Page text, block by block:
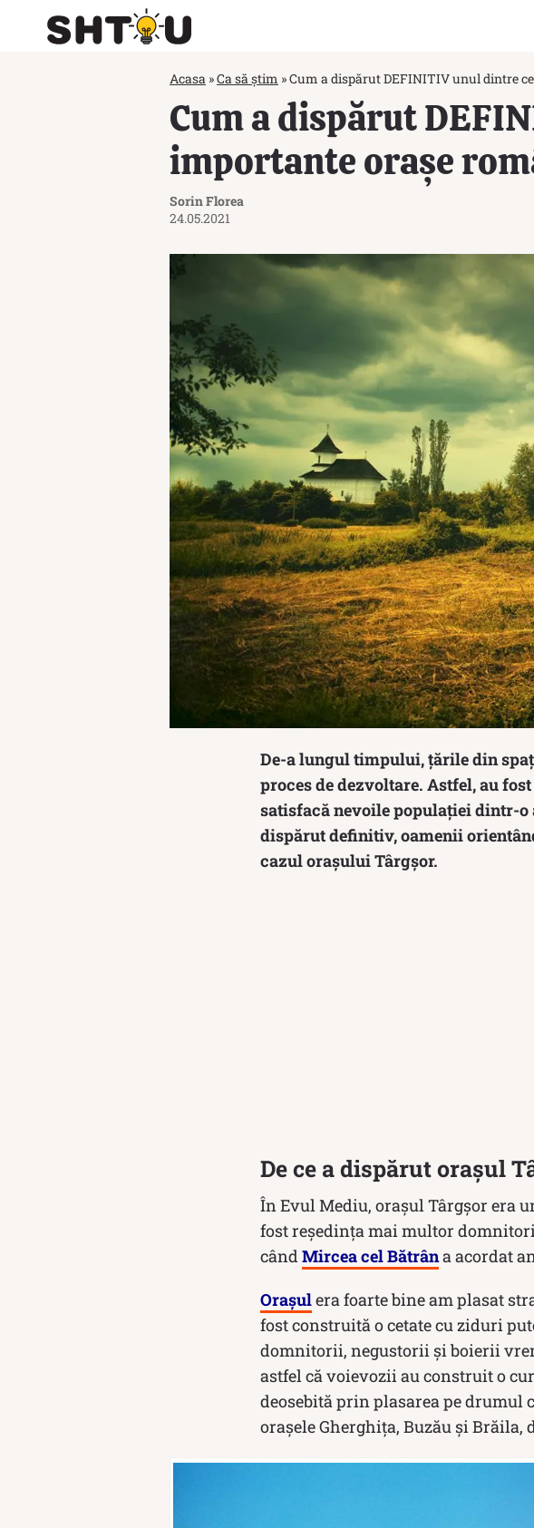
Acasa »Ca să știm »Cum a dispărut DEFINITIV unul dintre
Cum a dispărut
importante orașe
Sorin Florea
24.05.2021
De-a lungul timpului, țările din
proces de dezvoltare. Astfel, au
satisfacă nevoile populației dintr-o
dispărut definitiv, oamenii
cazul orașului Târgşor.
De ce a dispărut orașul
În Evul Mediu, orașul Târgșor era
fost reședința mai multor domnitori
când Mircea cel Bătrâna acordat
Orașulera foarte bine am plasat
fost construită o cetate cu ziduri
domnitorii, negustorii și boierii
astfel că voievozii au construit o
deosebită prin plasarea pe drumul
oraşele Gherghiţa, Buzău şi Brăila,